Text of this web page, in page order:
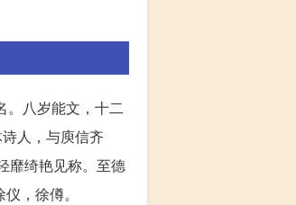
。八岁能文，十二
人，与庾信齐
靡绮艳见称。至德
，徐僔。